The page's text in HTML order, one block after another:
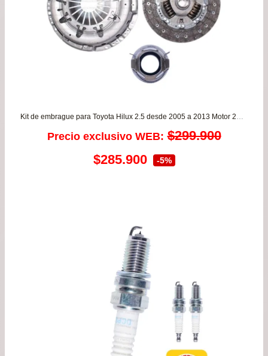
Precio exclusivo WEB: $299.900
El
$299.900.
$285.900El
$285.900.
-5%